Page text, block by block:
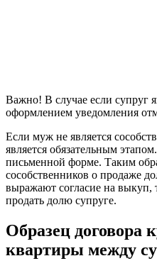
Важно! В случае если супруг
оформлением уведомления
Если муж не является
является обязательным
письменной форме. Таким
сособственников о продаже
выражают согласие на выкуп,
продать долю супруге.
Образец договора
квартиры между